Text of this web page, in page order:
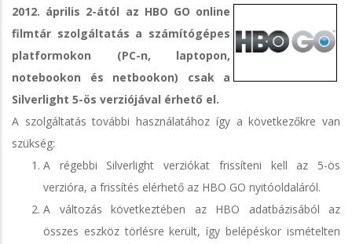
2012. április 2-ától az HBO GO online
filmtár szolgáltatás a számítógépes
platformokon (PC-n, laptopon,
notebookon és netbookon) csak a
Silverlight 5-ös verziójával érhető el.
A szolgáltatás további használatához így a következőkre van
szükség:
A régebbi Silverlight verziókat frissíteni kell az 5-ös
verzióra, a frissítés elérhető az HBO GO nyitóoldaláról.
A változás következtében az HBO adatbázisából az
összes eszköz törlésre került, így belépéskor ismételten